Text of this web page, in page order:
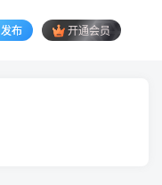
发布 开通会员